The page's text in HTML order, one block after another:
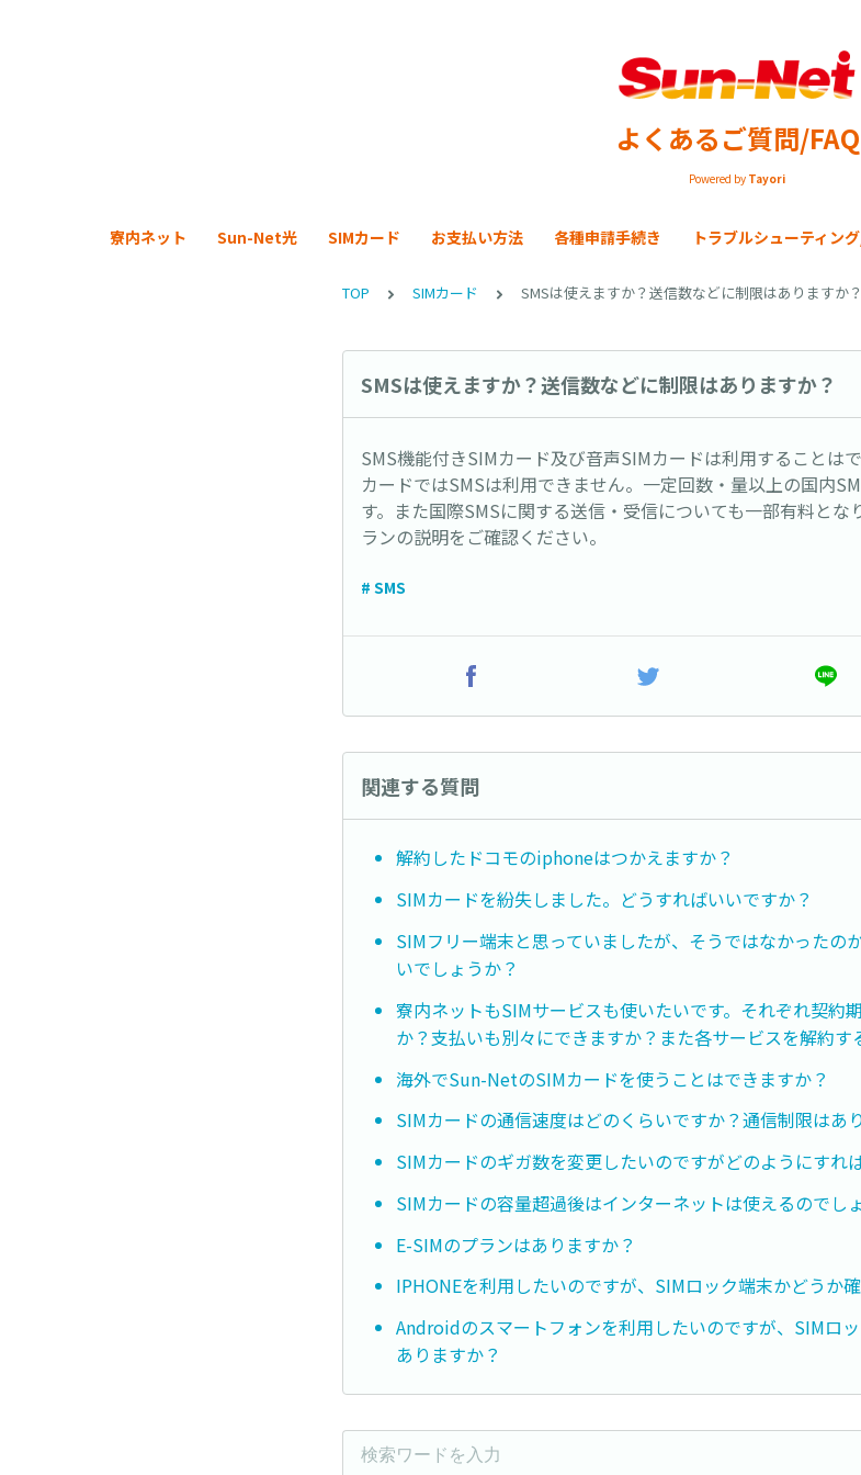
よくあるご質問/FAQ
Powered by Tayori
寮内ネット Sun-Net光 SIMカード お支払い方法 各種申請手続き トラブルシューティン
TOP SIMカード SMSは使えますか？送信数などに制限はありますか？
SMSは使えますか？送信数などに制限はありますか？
SMS機能付きSIMカード及び音声SIMカードは利用することは
カードではSMSは利用できません。一定回数・量以上の国内
す。また国際SMSに関する送信・受信についても一部有料とな
ランの説明をご確認ください。
# SMS
関連する質問
解約したドコモのiphoneはつかえますか？
SIMカードを紛失しました。どうすればいいですか？
SIMフリー端末と思っていましたが、そうではなかったの
いでしょうか？
寮内ネットもSIMサービスも使いたいです。それぞれ契約
か？支払いも別々にできますか？また各サービスを解約す
海外でSun-NetのSIMカードを使うことはできますか？
SIMカードの通信速度はどのくらいですか？通信制限はあ
SIMカードのギガ数を変更したいのですがどのようにすれ
SIMカードの容量超過後はインターネットは使えるのでし
E-SIMのプランはありますか？
IPHONEを利用したいのですが、SIMロック端末かどうか
Androidのスマートフォンを利用したいのですが、SIMロ
ありますか？